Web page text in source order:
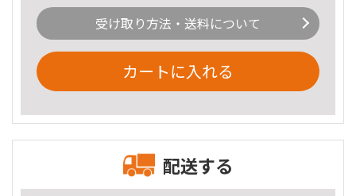
受け取り方法・送料について
カートに入れる
配送する